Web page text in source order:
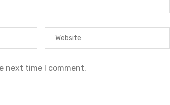
next time I comment.